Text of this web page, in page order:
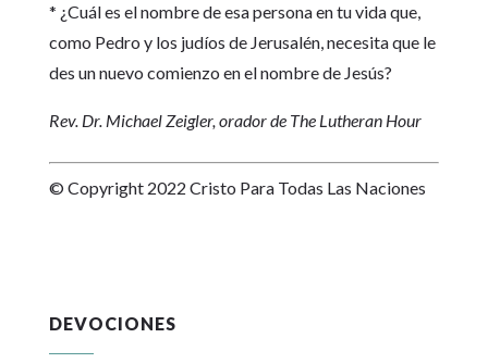
* ¿Cuál es el nombre de esa persona en tu vida que,
como Pedro y los judíos de Jerusalén, necesita que le
des un nuevo comienzo en el nombre de Jesús?
Rev. Dr. Michael Zeigler, orador de The Lutheran Hour
© Copyright 2022 Cristo Para Todas Las Naciones
DEVOCIONES